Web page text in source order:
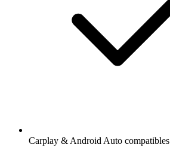
Carplay & Android Auto compatibles